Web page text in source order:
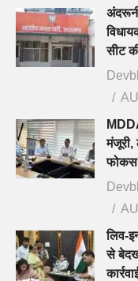
सीट
मंजूरी,
फोकस
लिव-
से